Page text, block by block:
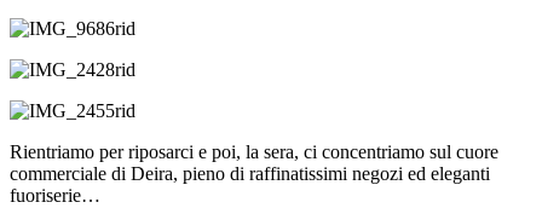
Rientriamo per riposarci e poi, la sera, ci concentriamo sul cuore
commerciale di Deira, pieno di raffinatissimi negozi ed eleganti
fuoriserie…